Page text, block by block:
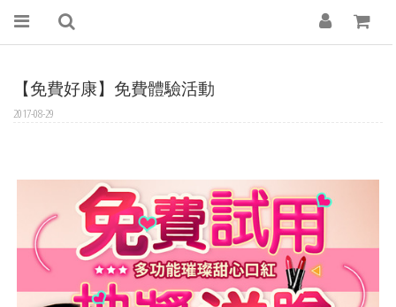
【免費好康】免費體驗活動
2017-08-29